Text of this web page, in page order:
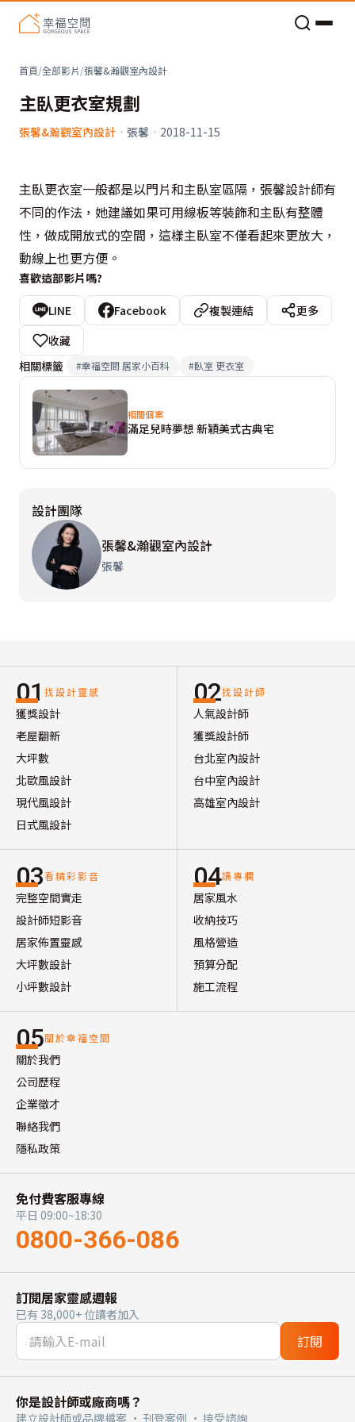
首頁/全部影片/張馨&瀚觀室內設計
主臥更衣室規劃
張馨&瀚觀室內設計 · 張馨 · 2018-11-15
主臥更衣室一般都是以門片和主臥室區隔，張馨設計師有
不同的作法，她建議如果可用線板等裝飾和主臥有整體
性，做成開放式的空間，這樣主臥室不僅看起來更放大，
動線上也更方便。
喜歡這部影片嗎?
LINE Facebook 複製連結
更多
收藏
相關標籤
#幸福空間 居家小百科 #臥室 更衣室
相關個案
滿足兒時夢想 新穎美式古典宅
設計團隊
張馨&瀚觀室內設計
張馨
01 找設計靈感
獲獎設計
老屋翻新
大坪數
北歐風設計
現代風設計
日式風設計
02找設計師
人氣設計師
獲獎設計師
台北室內設計
台中室內設計
高雄室內設計
03看精彩影音
完整空間實走
設計師短影音
居家佈置靈感
大坪數設計
小坪數設計
04讀專欄
居家風水
收納技巧
風格營造
預算分配
施工流程
05關於幸福空間
關於我們
公司歷程
企業徵才
聯絡我們
隱私政策
免付費客服專線
平日 09:00~18:30
0800-366-086
訂閱居家靈感週報
已有 38,000+ 位讀者加入
訂閱
你是設計師或廠商嗎？
建立設計師或品牌檔案 · 刊登案例 · 接受諮詢